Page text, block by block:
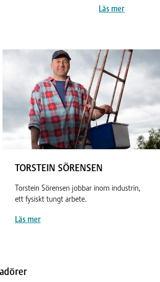
Läs mer
TORSTEIN SÖRENSEN
Torstein Sörensen jobbar inom industrin,
ett fysiskt tungt arbete.
Läs mer